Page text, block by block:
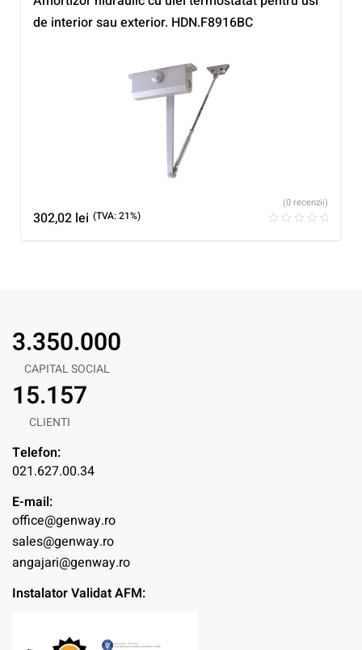
de interior sau exterior. HDN.F8916BC
302,02 lei (TVA: 21%)
(0 recenzii)
CAPITAL SOCIAL
3.350.000
CLIENTI
15.157
Telefon:
021.627.00.34
E-mail:
office@genway.ro
sales@genway.ro
angajari@genway.ro
Instalator Validat AFM: